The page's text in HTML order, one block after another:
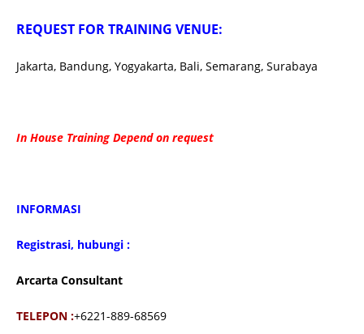
REQUEST FOR TRAINING VENUE:
Jakarta, Bandung, Yogyakarta, Bali, Semarang, Surabaya
In House Training Depend on request
INFORMASI
Registrasi, hubungi :
Arcarta Consultant
TELEPON :+6221-889-68569